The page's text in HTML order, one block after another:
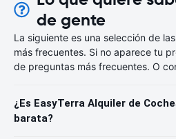
de gente
La siguiente es una selección de
más frecuentes. Si no aparece tu
de preguntas más frecuentes. O
¿Es EasyTerra Alquiler de
barata?